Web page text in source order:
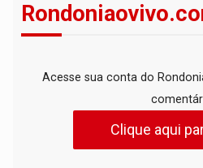
Acesse sua conta do
Clique aqui